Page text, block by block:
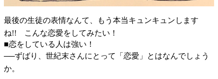
最後の生徒の表情なんて、もう本当キュンキュンします
ね!! こんな恋愛をしてみたい！
■恋をしている人は強い！
──ずばり、世紀末さんにとって「恋愛」とはなんでしょう
か。